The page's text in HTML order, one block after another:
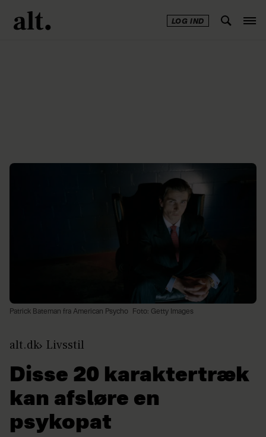
LOG IND
Patrick Bateman fra American Psycho Foto: Getty Images
alt.dk Livsstil
Disse 20 karaktertræk
kan afsløre en
psykopat